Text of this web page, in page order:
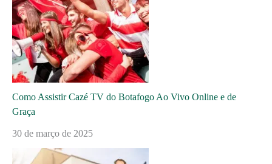
Como Assistir Cazé TV do Botafogo Ao Vivo Online e de
Graça
30 de março de 2025